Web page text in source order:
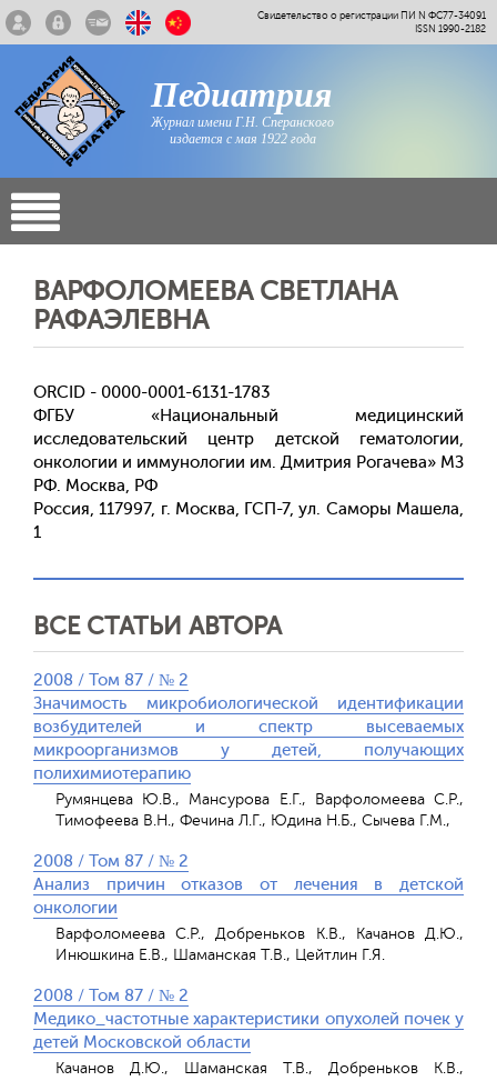
Свидетельство о регистрации ПИ N ФС77-34091
ISSN 1990-2182
Педиатрия
Журнал имени Г.Н. Сперанского
издается с мая 1922 года
ВАРФОЛОМЕЕВА СВЕТЛАНА
РАФАЭЛЕВНА
ORCID - 0000-0001-6131-1783
ФГБУ «Национальный медицинский
исследовательский центр детской гематологии,
онкологии и иммунологии им. Дмитрия Рогачева» МЗ
РФ. Москва, РФ
Россия, 117997, г. Москва, ГСП-7, ул. Саморы Машела,
1
ВСЕ СТАТЬИ АВТОРА
2008 / Том 87 / № 2
Значимость микробиологической идентификации
возбудителей и спектр высеваемых
микроорганизмов у детей, получающих
полихимиотерапию
Румянцева Ю.В., Мансурова Е.Г., Варфоломеева С.Р.,
Тимофеева В.Н., Фечина Л.Г., Юдина Н.Б., Сычева Г.М.,
2008 / Том 87 / № 2
Анализ причин отказов от лечения в детской
онкологии
Варфоломеева С.Р., Добреньков К.В., Качанов Д.Ю.,
Инюшкина Е.В., Шаманская Т.В., Цейтлин Г.Я.
2008 / Том 87 / № 2
Медико_частотные характеристики опухолей почек у
детей Московской области
Качанов Д.Ю., Шаманская Т.В., Добреньков К.В.,